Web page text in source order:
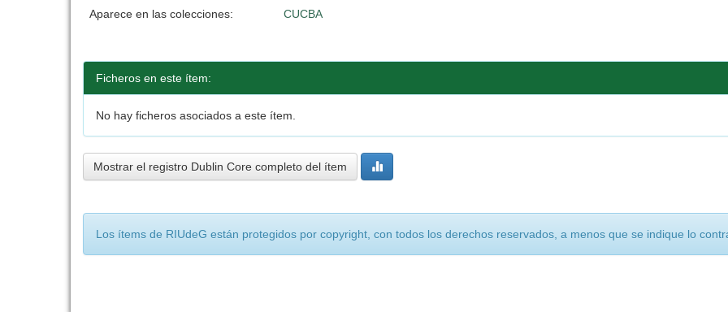
Aparece en las colecciones: CUCBA
Ficheros en este ítem:
No hay ficheros asociados a este ítem.
Mostrar el registro Dublin Core completo del ítem
Los ítems de RIUdeG están protegidos por copyright, con todos los derechos reservados, a menos que se indique lo